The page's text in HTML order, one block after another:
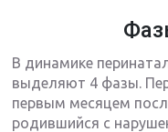
В динамике
выделяют 4 фазы.
первым месяцем
родившийся с